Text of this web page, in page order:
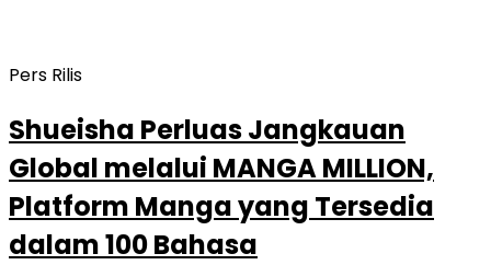
Pers Rilis
Shueisha Perluas Jangkauan
Global melalui MANGA MILLION,
Platform Manga yang Tersedia
dalam 100 Bahasa